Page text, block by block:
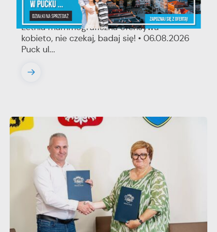
Mammografia Puck 6.08.2026
Letnia mammograficzna ofensywa –
kobieto, nie czekaj, badaj się! • 06.08.2026
Puck ul...